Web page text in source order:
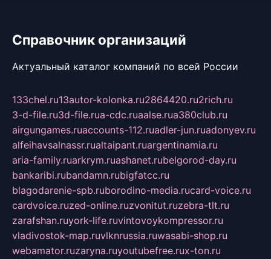
Справочник организаций
Актуальный каталог компаний по всей России
133chel.ru13autor-kolonka.ru2864420.ru2rich.ru
3-d-file.ru3d-file.rua-cdc.ruaalse.rua380club.ru
airgungames.ruaccounts-112.ruadler-jun.ruadonyev.ru
alfeihavsalnassr.rualtaipant.ruargentinamia.ru
aria-family.ruarkrym.ruashanet.rubelgorod-day.ru
bankaribi.rubandamn.rubigfatcc.ru
blagodarenie-spb.ruborodino-media.rucard-voice.ru
cardvoice.ruzed-online.ruzvonitut.ruzebra-tlt.ru
zarafshan.ruyork-life.ruvintovoykompressor.ru
vladivostok-map.ruvlknrussia.ruwasabi-shop.ru
webamator.ruzaryna.ruyoutubefree.rux-ton.ru